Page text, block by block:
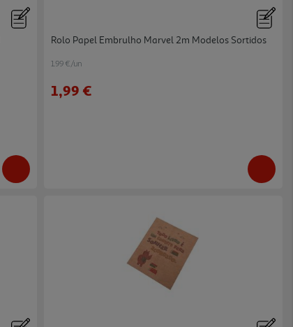
Rolo Papel Embrulho Marvel 2m Modelos Sortidos
1.99 €/un
1,99 €